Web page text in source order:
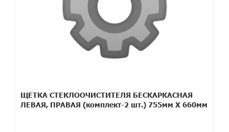
ЩЕТКА СТЕКЛООЧИСТИТЕЛЯ БЕСКАРКАСНАЯ
ЛЕВАЯ, ПРАВАЯ (комплект-2 шт.) 755мм Х 660мм